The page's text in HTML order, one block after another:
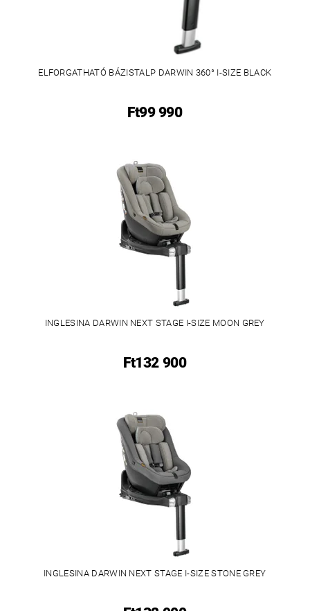
ELFORGATHATÓ BÁZISTALP DARWIN 360° I-SIZE BLACK
Ft99 990
INGLESINA DARWIN NEXT STAGE I-SIZE MOON GREY
Ft132 900
INGLESINA DARWIN NEXT STAGE I-SIZE STONE GREY